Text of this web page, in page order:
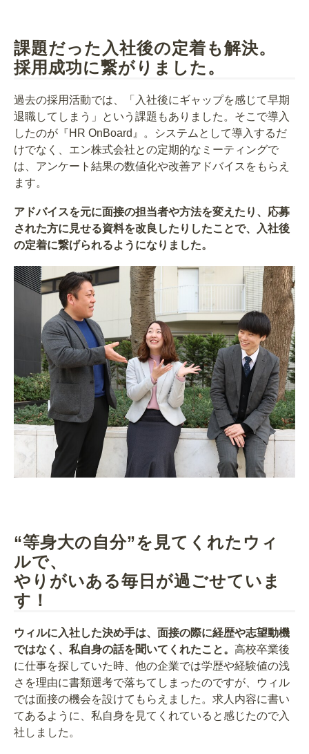
課題だった入社後の定着も解決。
採用成功に繋がりました。
過去の採用活動では、「入社後にギャップを感じて早期
退職してしまう」という課題もありました。そこで導入
したのが『HR OnBoard』。システムとして導入するだ
けでなく、エン株式会社との定期的なミーティングで
は、アンケート結果の数値化や改善アドバイスをもらえ
ます。
アドバイスを元に面接の担当者や方法を変えたり、応募
された方に見せる資料を改良したりしたことで、入社後
の定着に繋げられるようになりました。
“等身大の自分”を見てくれたウィ
ルで、
やりがいある毎日が過ごせていま
す！
ウィルに入社した決め手は、面接の際に経歴や志望動機
ではなく、私自身の話を聞いてくれたこと。 高校卒業後
に仕事を探していた時、他の企業では学歴や経験値の浅
さを理由に書類選考で落ちてしまったのですが、ウィル
では面接の機会を設けてもらえました。求人内容に書い
てあるように、私自身を見てくれていると感じたので入
社しました。